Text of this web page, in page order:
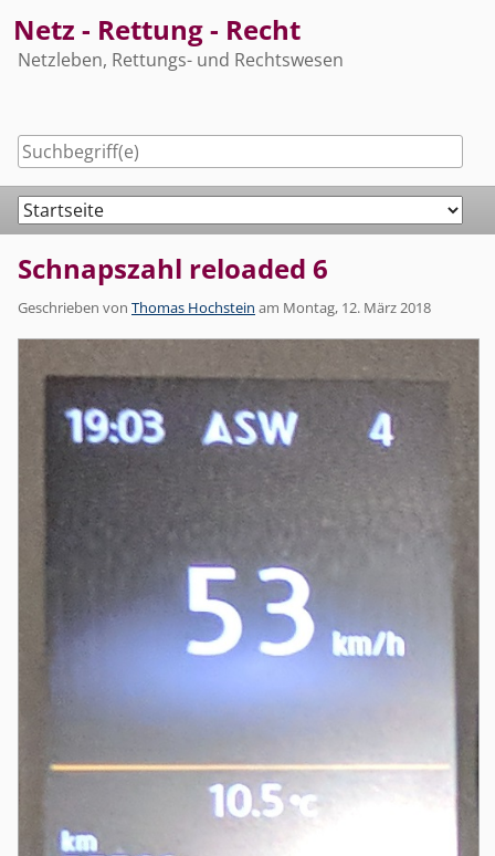
to
content
Netz - Rettung - Recht
Netzleben, Rettungs- und Rechtswesen
Navigation
Schnapszahl reloaded 6
Geschrieben von Thomas Hochstein am Montag, 12. März 2018